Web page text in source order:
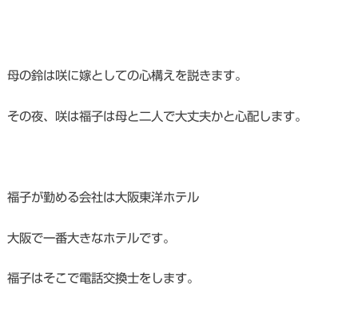
母の鈴は咲に嫁としての心構えを説きます。
その夜、咲は福子は母と二人で大丈夫かと心配します。
福子が勤める会社は大阪東洋ホテル
大阪で一番大きなホテルです。
福子はそこで電話交換士をします。